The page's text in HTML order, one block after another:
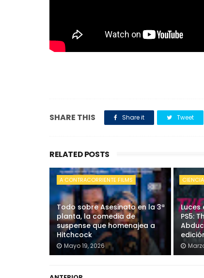
SHARE THIS Share it Tweet
RELATED POSTS
A CONTRACORRIENTE FILMS
Todo sobre Asesinato en la 3ª
planta, la comedia de
suspense que homenajea a
Hitchcock
Mayo 19, 2026
Luces
PS5: